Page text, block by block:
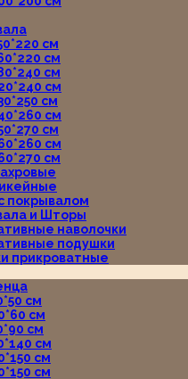
см
см
см
см
см
см
см
см
см
покрывалом
и Шторы
наволочки
подушки
прикроватные
см
см
см
см
см
см